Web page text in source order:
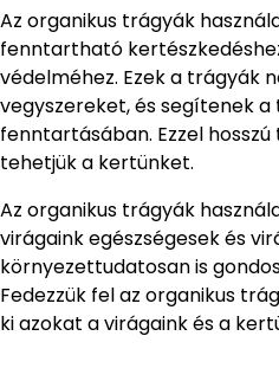
Az organikus trágyák
fenntartható
védelméhez. Ezek a trágyák
vegyszereket, és segítenek
fenntartásában. Ezzel
tehetjük a kertünket.
Az organikus trágyák
virágaink egészségesek és
környezettudatosan is
Fedezzük fel az organikus
ki azokat a virágaink és a